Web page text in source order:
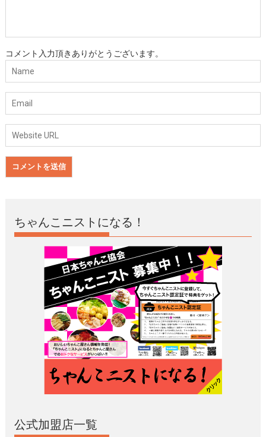
コメント入力頂きありがとうございます。
ちゃんこニストになる！
公式加盟店一覧